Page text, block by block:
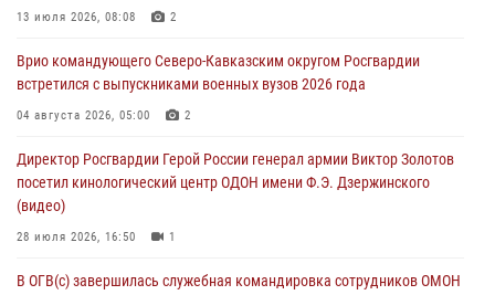
06 августа 2026, 12:00
В Курске росгвардейцы приняли участие в митинге, посвященном
второй годовщине вторжения ВСУ на территорию области
06 августа 2026, 11:56 4
В Санкт-Петербурге наряд Росгвардии задержал правонарушителя,
угрожавшего подростку травматическим пистолетом
06 августа 2026, 11:33
13 июля 2026, 08:08 2
Врио командующего Северо-Кавказским округом Росгвардии
встретился с выпускниками военных вузов 2026 года
04 августа 2026, 05:00 2
Директор Росгвардии Герой России генерал армии Виктор Золотов
посетил кинологический центр ОДОН имени Ф.Э. Дзержинского
(видео)
28 июля 2026, 16:50 1
В ОГВ(с) завершилась служебная командировка сотрудников ОМОН